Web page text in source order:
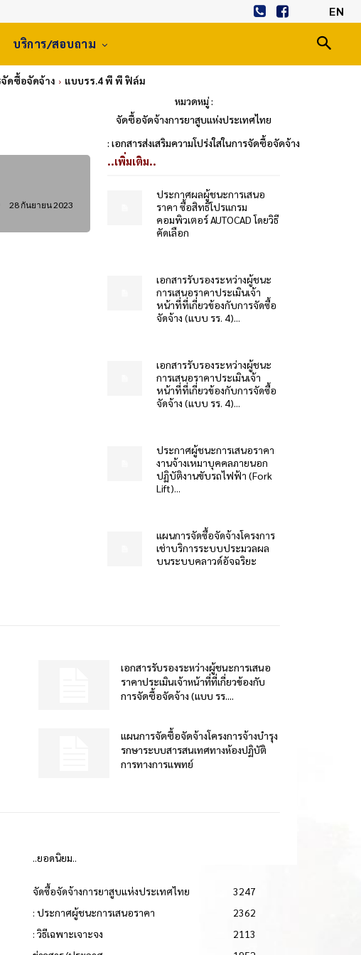
EN
บริการ/สอบถาม
จัดซื้อจัดจ้าง แบบรร.4 พี พี ฟิล์ม
หมวดหมู่ :
จัดซื้อจัดจ้างการยาสูบแห่งประเทศไทย
: เอกสารส่งเสริมความโปร่งใสในการจัดซื้อจัดจ้าง
28 กันยายน 2023
..เพิ่มเติม..
ประกาศผลผู้ชนะการเสนอ
ราคา ซื้อสิทธิโปรแกรม
คอมพิวเตอร์ AUTOCAD โดยวิธี
คัดเลือก
เอกสารรับรองระหว่างผู้ชนะ
การเสนอราคาประเมินเจ้า
หน้าที่ที่เกี่ยวข้องกับการจัดซื้อ
จัดจ้าง (แบบ รร. 4)...
เอกสารรับรองระหว่างผู้ชนะ
การเสนอราคาประเมินเจ้า
หน้าที่ที่เกี่ยวข้องกับการจัดซื้อ
จัดจ้าง (แบบ รร. 4)...
ประกาศผู้ชนะการเสนอราคา
งานจ้างเหมาบุคคลภายนอก
ปฏิบัติงานขับรถไฟฟ้า (Fork
Lift)...
แผนการจัดซื้อจัดจ้างโครงการ
เช่าบริการระบบประมวลผล
บนระบบคลาวด์อัจฉริยะ
เอกสารรับรองระหว่างผู้ชนะการเสนอ
ราคาประเมินเจ้าหน้าที่ที่เกี่ยวข้องกับ
การจัดซื้อจัดจ้าง (แบบ รร....
แผนการจัดซื้อจัดจ้างโครงการจ้างบำรุง
รกษาระบบสารสนเทศทางห้องปฏิบัติ
การทางการแพทย์
..ยอดนิยม..
จัดซื้อจัดจ้างการยาสูบแห่งประเทศไทย
3247
: ประกาศผู้ชนะการเสนอราคา
2362
: วิธีเฉพาะเจาะจง
2113